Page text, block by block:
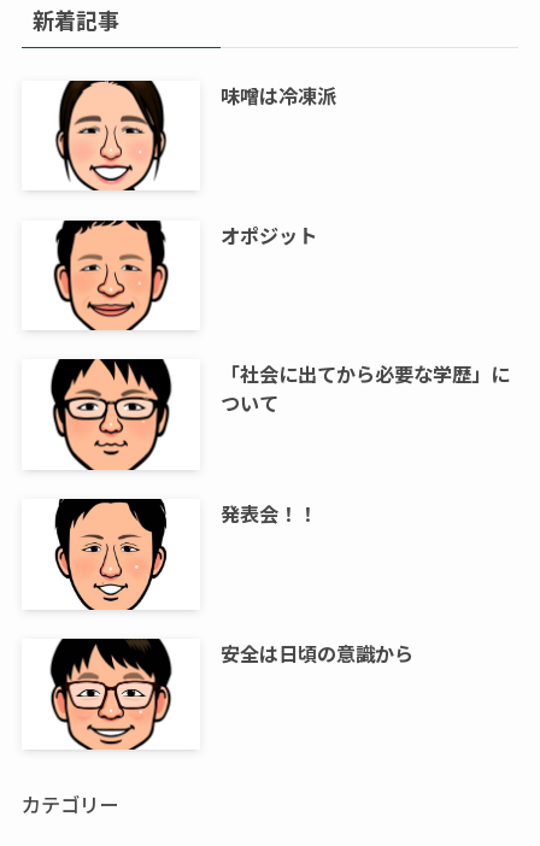
新着記事
味噌は冷凍派
オポジット
「社会に出てから必要な学歴」に
ついて
発表会！！
安全は日頃の意識から
カテゴリー